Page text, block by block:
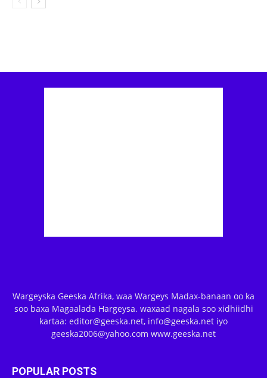
Wargeyska Geeska Afrika, waa Wargeys Madax-banaan oo ka
soo baxa Magaalada Hargeysa. waxaad nagala soo xidhiidhi
kartaa: editor@geeska.net, info@geeska.net iyo
geeska2006@yahoo.com www.geeska.net
POPULAR POSTS